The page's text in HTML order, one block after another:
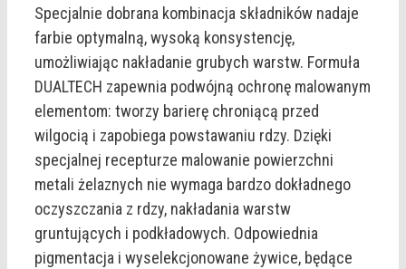
Specjalnie dobrana kombinacja składników nadaje
farbie optymalną, wysoką konsystencję,
umożliwiając nakładanie grubych warstw. Formuła
DUALTECH zapewnia podwójną ochronę malowanym
elementom: tworzy barierę chroniącą przed
wilgocią i zapobiega powstawaniu rdzy. Dzięki
specjalnej recepturze malowanie powierzchni
metali żelaznych nie wymaga bardzo dokładnego
oczyszczania z rdzy, nakładania warstw
gruntujących i podkładowych. Odpowiednia
pigmentacja i wyselekcjonowane żywice, będące